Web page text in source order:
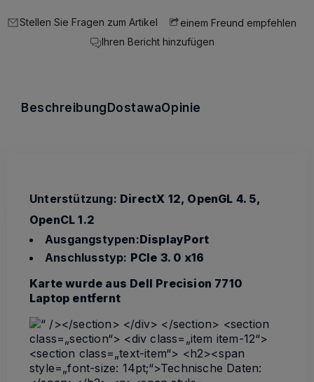
Stellen Sie Fragen zum Artikel
einem Freund empfehlen
Ihren Bericht hinzufügen
Beschreibung DostawaOpinie
Unterstützung: DirectX 12, OpenGL 4. 5,
OpenCL 1.2
Ausgangstypen:DisplayPort
Anschlusstyp: PCIe 3. 0 x16
Karte wurde aus Dell Precision 7710
Laptop entfernt